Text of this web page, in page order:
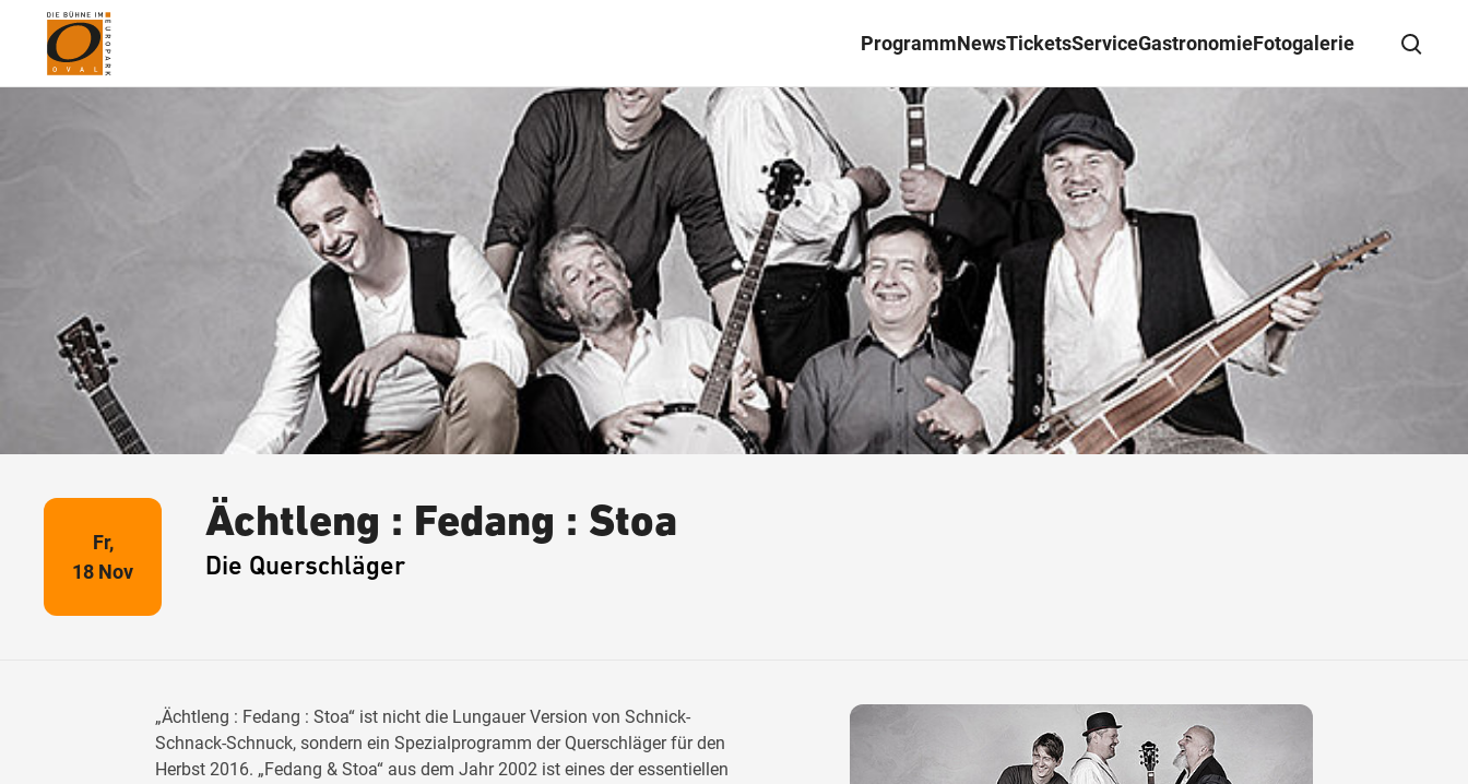
ProgrammNewsTicketsServiceGastronomieFotogalerie
Suche schließen
Fr,
18 Nov
Ächtleng : Fedang : Stoa
Die Querschläger
„Ächtleng : Fedang : Stoa“ ist nicht die Lungauer Version von Schnick-
Schnack-Schnuck, sondern ein Spezialprogramm der Querschläger für den
Herbst 2016. „Fedang & Stoa“ aus dem Jahr 2002 ist eines der essentiellen